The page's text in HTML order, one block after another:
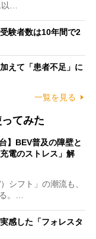
以…
験者数は10年間で2
えて「患者不足」に
一覧を見る
てみた
】BEV普及の障壁と
電のストレス」解
シフト」の潮流も、
。…
感した「フォレスタ